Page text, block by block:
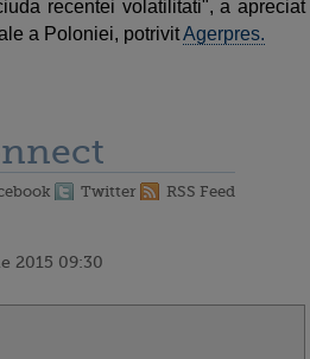
recentei volatilitati", a apreciat
a Poloniei, potrivitAgerpres.
Twitter RSS Feed
2015 09:30